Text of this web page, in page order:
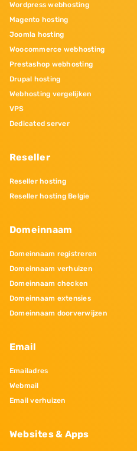
Wordpress webhosting
Magento hosting
Joomla hosting
Woocommerce webhosting
Prestashop webhosting
Drupal hosting
Webhosting vergelijken
VPS
Dedicated server
Reseller
Reseller hosting
Reseller hosting Belgie
Domeinnaam
Domeinnaam registreren
Domeinnaam verhuizen
Domeinnaam checken
Domeinnaam extensies
Domeinnaam doorverwijzen
Email
Emailadres
Webmail
Email verhuizen
Websites & Apps